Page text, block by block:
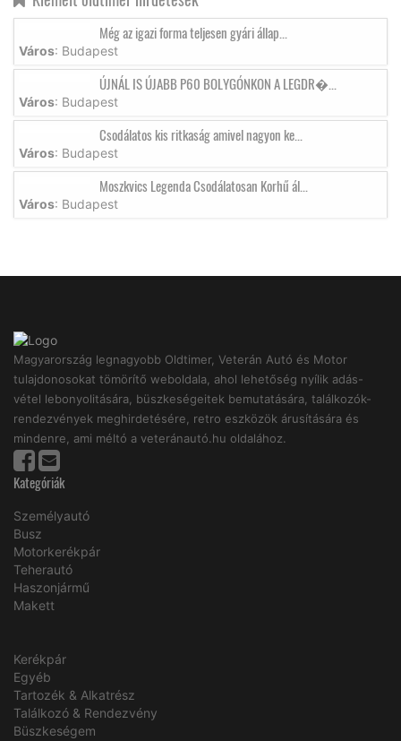
Még az igazi forma teljesen gyári állap...
Város: Budapest
ÚJNÁL IS ÚJABB P60 BOLYGÓNKON A LEGDR�...
Város: Budapest
Csodálatos kis ritkaság amivel nagyon ke...
Város: Budapest
Moszkvics Legenda Csodálatosan Korhű ál...
Város: Budapest
Magyarország legnagyobb Oldtimer, Veterán Autó és Motor
tulajdonosokat tömörítő weboldala, ahol lehetőség nyílik adás-
vétel lebonyolitására, büszkeségeitek bemutatására, találkozók-
rendezvények meghirdetésére, retro eszközök árusítására és
mindenre, ami méltó a veteránautó.hu oldalához.
Kategóriák
Személyautó
Busz
Motorkerékpár
Teherautó
Haszonjármű
Makett
Kerékpár
Egyéb
Tartozék & Alkatrész
Találkozó & Rendezvény
Büszkeségem